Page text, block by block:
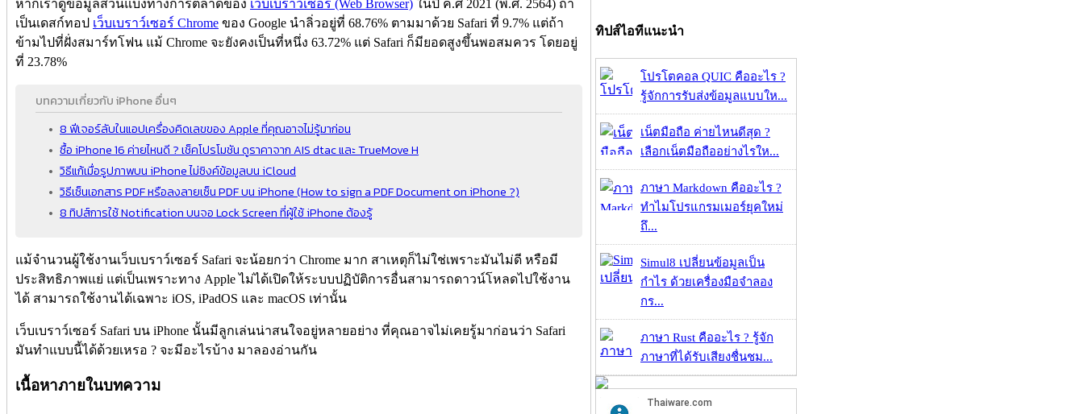
หากเราดูข้อมูลส่วนแบ่งทางการตลาดของ เว็บเบราว์เซอร์ (Web Browser) ในปี ค.ศ 2021 (พ.ศ. 2564) ถ้า
เป็นเดสก์ทอป เว็บเบราว์เซอร์ Chrome ของ Google นำลิ่วอยู่ที่ 68.76% ตามมาด้วย Safari ที่ 9.7% แต่ถ้า
ข้ามไปที่ฝั่งสมาร์ทโฟน แม้ Chrome จะยังคงเป็นที่หนึ่ง 63.72% แต่ Safari ก็มียอดสูงขึ้นพอสมควร โดยอยู่
ที่ 23.78%
บทความเกี่ยวกับ iPhone อื่นๆ
8 ฟีเจอร์ลับในแอปเครื่องคิดเลขของ Apple ที่คุณอาจไม่รู้มาก่อน
ซื้อ iPhone 16 ค่ายไหนดี ? เช็คโปรโมชัน ดูราคาจาก AIS dtac และ TrueMove H
วิธีแก้เมื่อรูปภาพบน iPhone ไม่ซิงค์ข้อมูลบน iCloud
วิธีเซ็นเอกสาร PDF หรือลงลายเซ็น PDF บน iPhone (How to sign a PDF Document on iPhone ?)
8 ทิปส์การใช้ Notification บนจอ Lock Screen ที่ผู้ใช้ iPhone ต้องรู้
แม้จำนวนผู้ใช้งานเว็บเบราว์เซอร์ Safari จะน้อยกว่า Chrome มาก สาเหตุก็ไม่ใช่เพราะมันไม่ดี หรือมี
ประสิทธิภาพแย่ แต่เป็นเพราะทาง Apple ไม่ได้เปิดให้ระบบปฏิบัติการอื่นสามารถดาวน์โหลดไปใช้งาน
ได้ สามารถใช้งานได้เฉพาะ iOS, iPadOS และ macOS เท่านั้น
เว็บเบราว์เซอร์ Safari บน iPhone นั้นมีลูกเล่นน่าสนใจอยู่หลายอย่าง ที่คุณอาจไม่เคยรู้มาก่อนว่า Safari
มันทำแบบนี้ได้ด้วยเหรอ ? จะมีอะไรบ้าง มาลองอ่านกัน
เนื้อหาภายในบทความ
ทิปส์ไอทีแนะนำ
โปรโตคอล QUIC คืออะไร ?
รู้จักการรับส่งข้อมูลแบบให...
เน็ตมือถือ ค่ายไหนดีสุด ?
เลือกเน็ตมือถืออย่างไรให...
ภาษา Markdown คืออะไร ?
ทำไมโปรแกรมเมอร์ยุคใหม่
ถึ...
Simul8 เปลี่ยนข้อมูลเป็น
กำไร ด้วยเครื่องมือจำลอง
กร...
ภาษา Rust คืออะไร ? รู้จัก
ภาษาที่ได้รับเสียงชื่นชม...